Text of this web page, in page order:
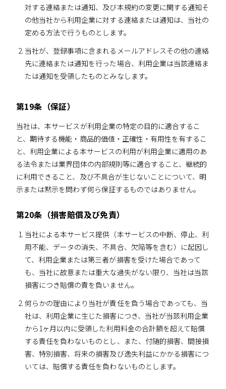
対する連絡または通知、及び本規約の変更に関する通知そ
の他当社から利用企業に対する連絡または通知は、当社の
定める方法で行うものとします。
当社が、登録事項に含まれるメールアドレスその他の連絡
先に連絡または通知を行った場合、利用企業は当該連絡ま
たは通知を受領したものとみなします。
第19条（保証）
当社は、本サービスが利用企業の特定の目的に適合するこ
と、期待する機能・商品的価値・正確性・有用性を有するこ
と、利用企業による本サービスの利用が利用企業に適用のあ
る法令または業界団体の内部規則等に適合すること、継続的
に利用できること、及び不具合が生じないことについて、明
示または黙示を問わず何ら保証するものではありません。
第20条（損害賠償及び免責）
当社による本サービス提供（本サービスの中断、停止、利
用不能、データの消失、不具合、欠陥等を含む）に起因し
て、利用企業または第三者が損害を受けた場合であって
も、当社に故意または重大な過失がない限り、当社は当該
損害につき賠償の責を負いません。
何らかの理由により当社が責任を負う場合であっても、当
社は、利用企業に生じた損害につき、当社が当該利用企業
から1ヶ月以内に受領した利用料金の合計額を超えて賠償
する責任を負わないものとし、また、付随的損害、間接損
害、特別損害、将来の損害及び逸失利益にかかる損害につ
いては、賠償する責任を負わないものとします。